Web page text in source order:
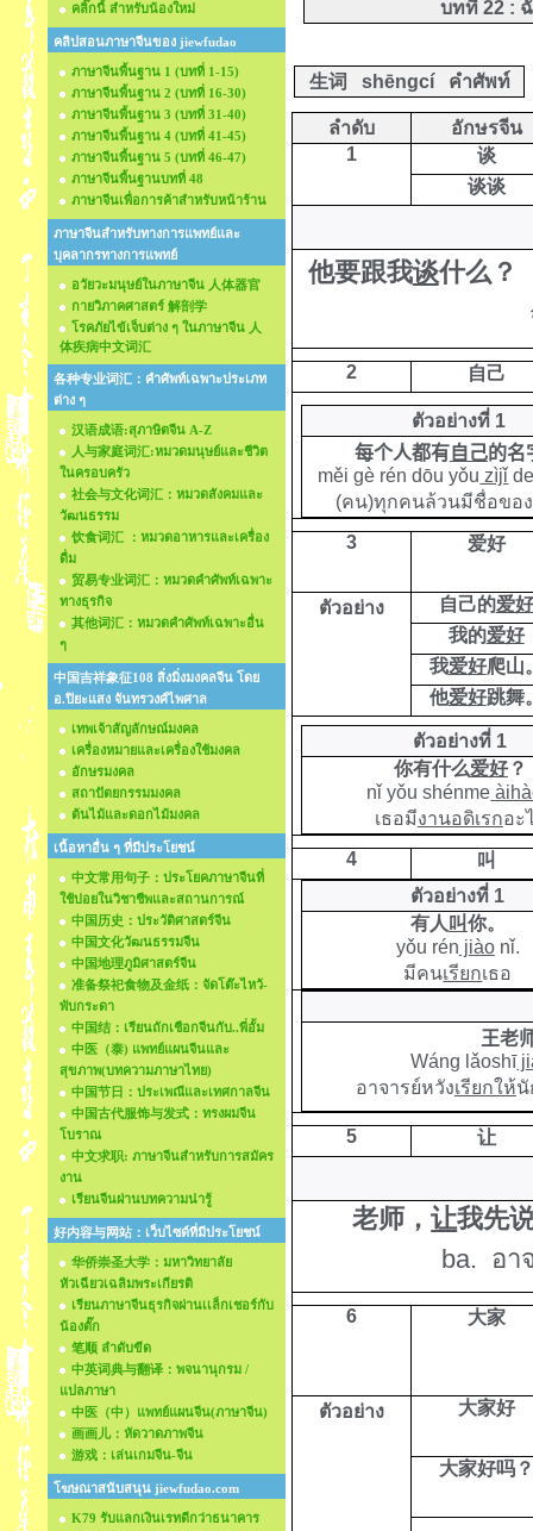
คลิ๊กนี้ สำหรับน้องใหม่
คลิปสอนภาษาจีนของ jiewfudao
ภาษาจีนพื้นฐาน 1 (บทที่ 1-15)
ภาษาจีนพื้นฐาน 2 (บทที่ 16-30)
ภาษาจีนพื้นฐาน 3 (บทที่ 31-40)
ภาษาจีนพื้นฐาน 4 (บทที่ 41-45)
ภาษาจีนพื้นฐาน 5 (บทที่ 46-47)
ภาษาจีนพื้นฐานบทที่ 48
ภาษาจีนเพื่อการค้าสำหรับหน้าร้าน
ภาษาจีนสำหรับทางการแพทย์และ
บุคลากรทางการแพทย์
อวัยวะมนุษย์ในภาษาจีน 人体器官
กายวิภาคศาสตร์ 解剖学
โรคภัยไข้เจ็บต่าง ๆ ในภาษาจีน 人
体疾病中文词汇
各种专业词汇：คำศัพท์เฉพาะประเภท
ต่าง ๆ
汉语成语:สุภาษิตจีน A-Z
人与家庭词汇:หมวดมนุษย์และชีวิต
ในครอบครัว
社会与文化词汇：หมวดสังคมและ
วัฒนธรรม
饮食词汇 ：หมวดอาหารและเครื่อง
ดื่ม
贸易专业词汇：หมวดคำศัพท์เฉพาะ
ทางธุรกิจ
其他词汇：หมวดคำศัพท์เฉพาะอื่น
ๆ
中国吉祥象征108 สิ่งมิ่งมงคลจีน โดย
อ.ปิยะแสง จันทรวงศ์ไพศาล
เทพเจ้าสัญลักษณ์มงคล
เครื่องหมายและเครื่องใช้มงคล
อักษรมงคล
สถาปัตยกรรมมงคล
ต้นไม้และดอกไม้มงคล
เนื้อหาอื่น ๆ ที่มีประโยชน์
中文常用句子：ประโยคภาษาจีนที่
ใช้บ่อยในวิชาชีพและสถานการณ์
中国历史：ประวัติศาสตร์จีน
中国文化วัฒนธรรมจีน
中国地理ภูมิศาสตร์จีน
准备祭祀食物及金纸：จัดโต๊ะไหว้-
พับกระดา
中国结：เรียนถักเชือกจีนกับ..พี่อั้ม
中医（泰) แพทย์แผนจีนและ
สุขภาพ(บทความภาษาไทย)
中国节日：ประเพณีและเทศกาลจีน
中国古代服饰与发式：ทรงผมจีน
โบราณ
中文求职: ภาษาจีนสำหรับการสมัคร
งาน
เรียนจีนผ่านบทความน่ารู้
好内容与网站：เว็บไซด์ที่มีประโยชน์
华侨崇圣大学：มหาวิทยาลัย
หัวเฉียวเฉลิมพระเกียรติ
เรียนภาษาจีนธุรกิจผ่านเเล็กเชอร์กับ
น้องตั๊ก
笔顺 ลำดับขีด
中英词典与翻译：พจนานุกรม /
แปลภาษา
中医（中）แพทย์แผนจีน(ภาษาจีน)
画画儿：หัดวาดภาพจีน
游戏：เล่นเกมจีน-จีน
โฆษณาสนับสนุน jiewfudao.com
K79 รับแลกเงินเรทดีกว่าธนาคาร
บทที่ 22 :
生词 shēngcí คำศัพท์
ลำดับ
อักษรจีน
1
谈
谈谈
他要跟我谈什么？
2 自己
ตัวอย่างที่ 1
每个人都有自己的名
měi gè rén dōu yǒu zìjǐ
(คน)ทุกคนล้วนมีชื่อของ
3
爱好
ตัวอย่าง 自己的爱好
我的爱好
我爱好爬山
他爱好跳舞
ตัวอย่างที่ 1
你有什么爱好？
nǐ yǒu shénme
เธอมีงานอดิเรกอะ
4
叫
ตัวอย่างที่ 1
有人 叫你。
yǒu rén jiàonǐ.
มีคนเรียกเธอ
王老
Wáng lǎoshī
อาจารย์หวังเรียกให้นั
5 让
老师，让我先
ba.
อา
6 大家
ตัวอย่าง 大家好
大家好吗？